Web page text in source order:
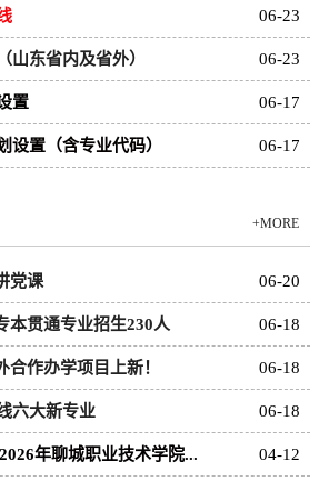
06-23
06-23
山东省内及省外）
06-17
置
06-17
设置（含专业代码）
+MORE
06-20
党课
06-18
本贯通专业招生230人
06-18
作办学项目上新！
06-18
六大新专业
04-12
年聊城职业技术学院...